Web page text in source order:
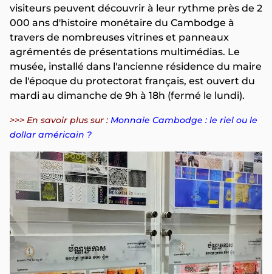
visiteurs peuvent découvrir à leur rythme près de 2
000 ans d'histoire monétaire du Cambodge à
travers de nombreuses vitrines et panneaux
agrémentés de présentations multimédias. Le
musée, installé dans l'ancienne résidence du maire
de l'époque du protectorat français, est ouvert du
mardi au dimanche de 9h à 18h (fermé le lundi).
>>> En savoir plus sur : Monnaie Cambodge : le riel ou le
dollar américain ?